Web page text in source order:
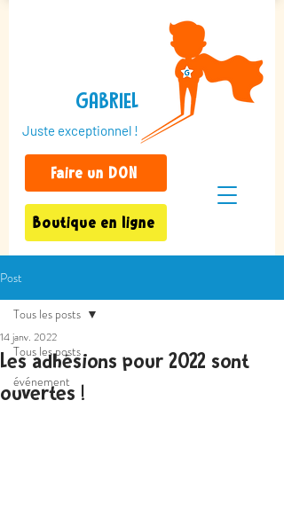
GABRIEL
Juste exceptionnel !
Faire un DON
Boutique en ligne
Post
Tous les posts
événement
Tous les posts
Les adhésions pour 2022 sont
ouvertes !
14 janv. 2022